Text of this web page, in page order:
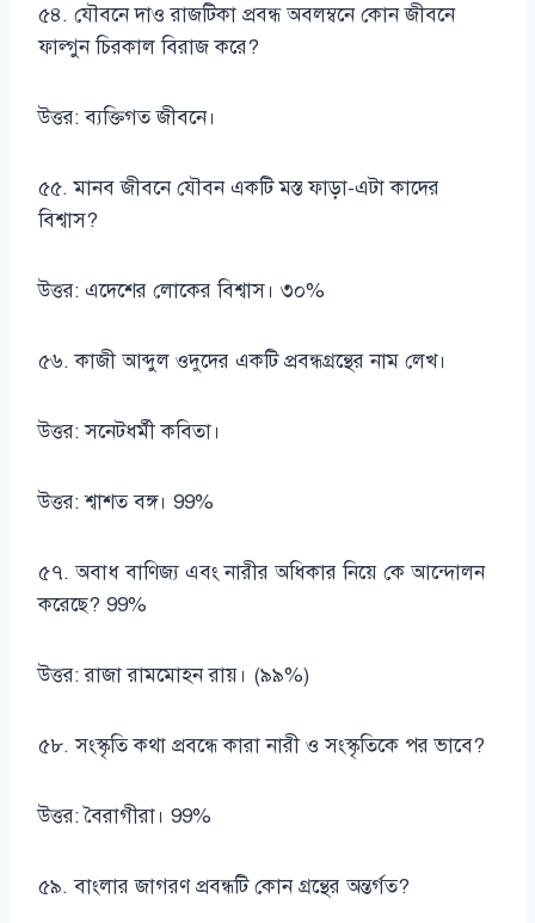
৫৪. যৌবনে দাও রাজটিকা প্রবন্ধ অবলম্বনে কোন জীবনে
ফাল্গুন চিরকাল বিরাজ করে?
উত্তর: ব্যক্তিগত জীবনে।
৫৫. মানব জীবনে যৌবন একটি মস্ত ফাড়া-এটা কাদের
বিশ্বাস?
উত্তর: এদেশের লোকের বিশ্বাস। ৩০%
৫৬. কাজী আব্দুল ওদুদের একটি প্রবন্ধগ্রন্থের নাম লেখ।
উত্তর: সনেটধর্মী কবিতা।
উত্তর: শ্বাশত বঙ্গ। 99%
৫৭. অবাধ বাণিজ্য এবং নারীর অধিকার নিয়ে কে আন্দোলন
করেছে? 99%
উত্তর: রাজা রামমোহন রায়। (৯৯%)
৫৮. সংস্কৃতি কথা প্রবন্ধে কারা নারী ও সংস্কৃতিকে পর ভাবে?
উত্তর: বৈরাগীরা। 99%
৫৯. বাংলার জাগরণ প্রবন্ধটি কোন গ্রন্থের অন্তর্গত?